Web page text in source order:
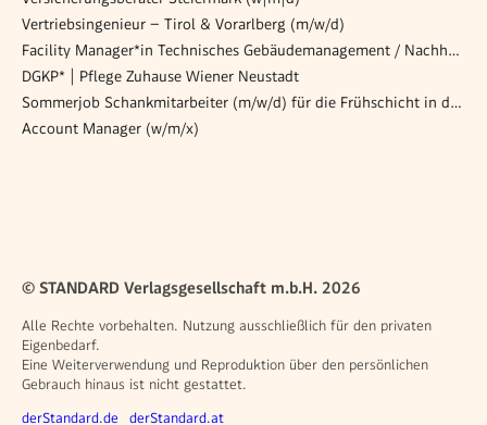
Vertriebsingenieur – Tirol & Vorarlberg (m/w/d)
Facility Manager*in Technisches Gebäudemanagement / Nachhaltigkeit
DGKP* | Pflege Zuhause Wiener Neustadt
Sommerjob Schankmitarbeiter (m/w/d) für die Frühschicht in der Opernlounge
Account Manager (w/m/x)
© STANDARD Verlagsgesellschaft m.b.H. 2026
Alle Rechte vorbehalten. Nutzung ausschließlich für den privaten
Eigenbedarf.
Eine Weiterverwendung und Reproduktion über den persönlichen
Gebrauch hinaus ist nicht gestattet.
Weitere Angebote
derStandard.de derStandard.at